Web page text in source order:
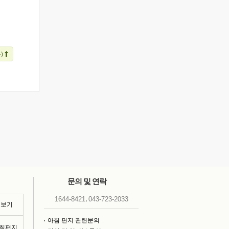
)
기
편지
문의 및 연락
1644-8421, 043-723-2033
아침 편지 관련문의